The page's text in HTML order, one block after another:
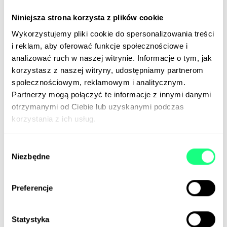
Niniejsza strona korzysta z plików cookie
Wykorzystujemy pliki cookie do spersonalizowania treści
i reklam, aby oferować funkcje społecznościowe i
analizować ruch w naszej witrynie. Informacje o tym, jak
korzystasz z naszej witryny, udostępniamy partnerom
społecznościowym, reklamowym i analitycznym.
Partnerzy mogą połączyć te informacje z innymi danymi
otrzymanymi od Ciebie lub uzyskanymi podczas
korzystania z ich usług.
zgody
Niezbędne
Preferencje
Statystyka
📰The Information(Paywall)
Reklamodawcy uciekają z Twittera
Według wewnętrznego raportu sprzedaż reklam na
Twitterze spadła aż o 59% rok do roku.Elon Musk
powtarza, że kupno Twittera za 44 mld dolarów ma
na celu zapewnienie wolności słowa, a odzyskanie
spowodowany również kontrowersyjnymi decyzjami
i tweetami Muska może być nieco problematyczny,
bo adsy stanowią około 90% przychodów Twittera.